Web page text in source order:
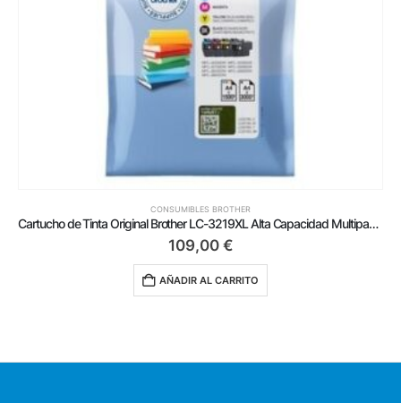
CONSUMIBLES BROTHER
Cartucho de Tinta Original Brother LC-3219XL Alta Capacidad Multipack/ Cian/ Magenta/ Amarillo/ Negro
109,00 €
AÑADIR AL CARRITO